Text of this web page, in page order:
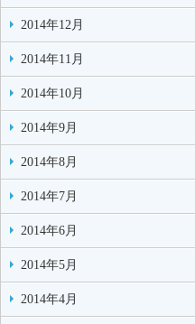
2014年12月
2014年11月
2014年10月
2014年9月
2014年8月
2014年7月
2014年6月
2014年5月
2014年4月